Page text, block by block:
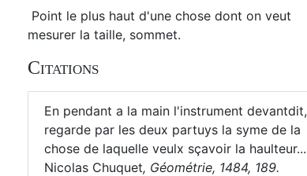
Point le plus haut d'une chose dont on veut
mesurer la taille, sommet.
Citations
En pendant a la main l'instrument devantdit,
regarde par les deux partuys la syme de la
chose de laquelle veulx sçavoir la haulteur...
Nicolas Chuquet, Géométrie, 1484, 189.